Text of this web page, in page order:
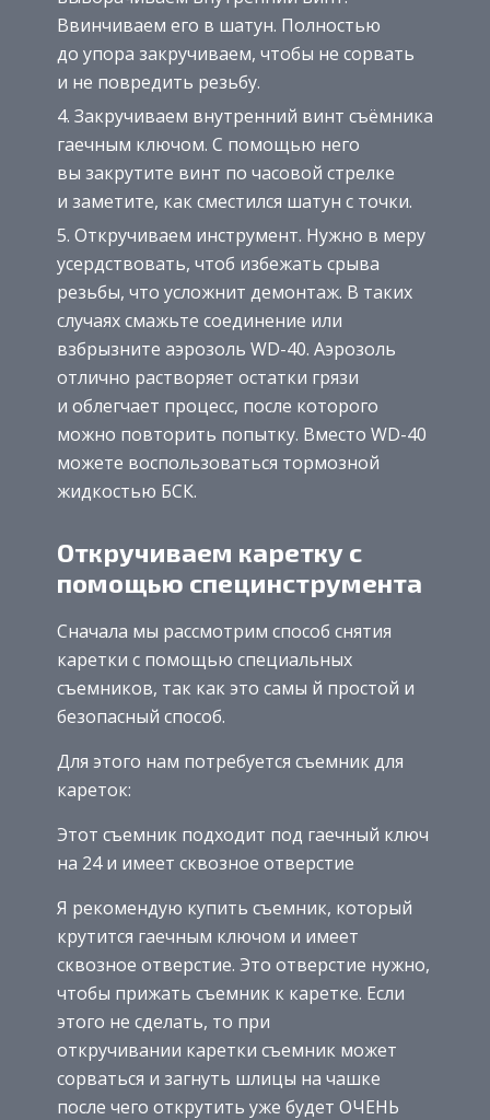
Ввинчиваем его в шатун. Полностью
до упора закручиваем, чтобы не сорвать
и не повредить резьбу.
Закручиваем внутренний винт съёмника
гаечным ключом. С помощью него
вы закрутите винт по часовой стрелке
и заметите, как сместился шатун с точки.
Откручиваем инструмент. Нужно в меру
усердствовать, чтоб избежать срыва
резьбы, что усложнит демонтаж. В таких
случаях смажьте соединение или
взбрызните аэрозоль WD-40. Аэрозоль
отлично растворяет остатки грязи
и облегчает процесс, после которого
можно повторить попытку. Вместо WD-40
можете воспользоваться тормозной
жидкостью БСК.
Откручиваем каретку с
помощью специнструмента
Сначала мы рассмотрим способ снятия
каретки с помощью специальных
съемников, так как это самы й простой и
безопасный способ.
Для этого нам потребуется съемник для
кареток:
Этот съемник подходит под гаечный ключ
на 24 и имеет сквозное отверстие
Я рекомендую купить съемник, который
крутится гаечным ключом и имеет
сквозное отверстие. Это отверстие нужно,
чтобы прижать съемник к каретке. Если
этого не сделать, то при
откручивании каретки съемник может
сорваться и загнуть шлицы на чашке
после чего открутить уже будет ОЧЕНЬ